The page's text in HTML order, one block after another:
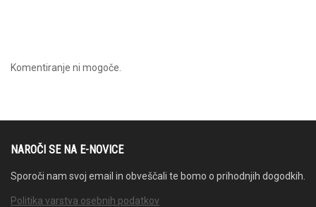
Komentiranje ni mogoče.
NAROČI SE NA E-NOVICE
Sporoči nam svoj email in obveščali te bomo o prihodnjih dogodkih.
Politika varstva osebnih podatkov